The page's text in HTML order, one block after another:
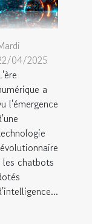
04/2025
a
l'émergence
les chatbots